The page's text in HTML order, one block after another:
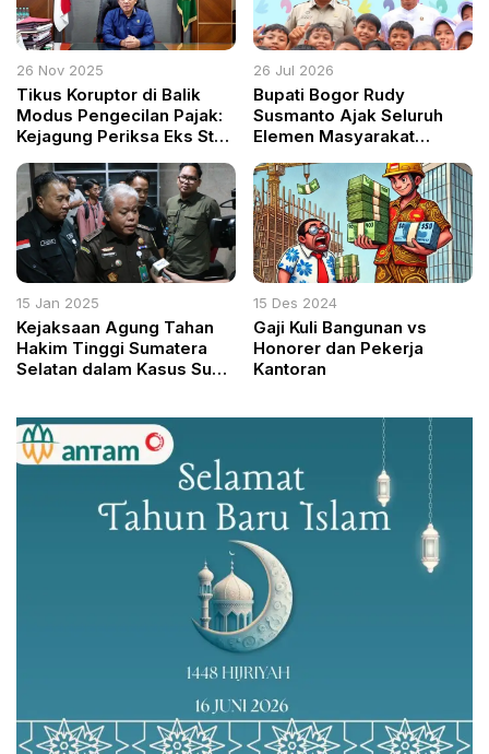
26 Nov 2025
Tikus Koruptor di Balik
Modus Pengecilan Pajak:
Kejagung Periksa Eks Staf
KPP
26 Jul 2026
Bupati Bogor Rudy
Susmanto Ajak Seluruh
Elemen Masyarakat
Narkoba
15 Jan 2025
Kejaksaan Agung Tahan
Hakim Tinggi Sumatera
Selatan dalam Kasus Suap
15 Des 2024
Gaji Kuli Bangunan vs
Honorer dan Pekerja
Kantoran